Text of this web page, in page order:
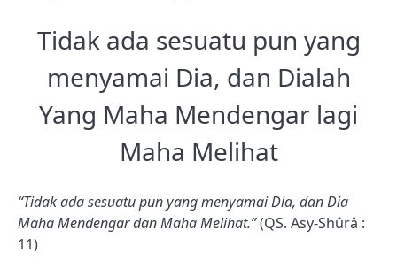
Tidak ada sesuatu pun yang
menyamai Dia, dan Dialah
Yang Maha Mendengar lagi
Maha Melihat
“Tidak ada sesuatu pun yang menyamai Dia, dan Dia
Maha Mendengar dan Maha Melihat.”(QS. Asy-Shûrâ :
11)